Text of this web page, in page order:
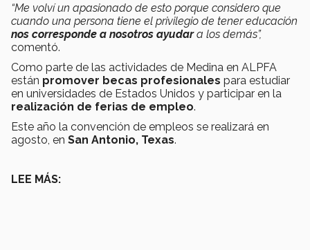
“Me volví un apasionado de esto porque considero que
cuando una persona tiene el privilegio de tener educación
nos corresponde a nosotros ayudara los demás”,
comentó.
Como parte de las actividades de Medina en ALPFA
están promover becas profesionales para estudiar
en universidades de Estados Unidos y participar en la
realización de ferias de empleo.
Este año la convención de empleos se realizará en
agosto, en San Antonio, Texas.
LEE MÁS: